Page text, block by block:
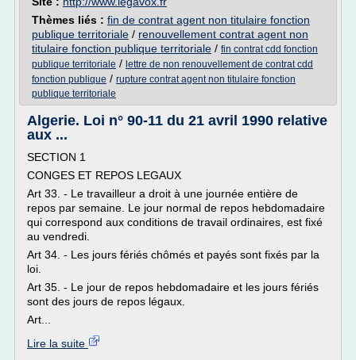
Thèmes liés : fin de contrat agent non titulaire fonction
publique territoriale / renouvellement contrat agent non
titulaire fonction publique territoriale / fin contrat cdd fonction
publique territoriale / lettre de non renouvellement de contrat cdd
fonction publique / rupture contrat agent non titulaire fonction
publique territoriale
Algerie. Loi n° 90-11 du 21 avril 1990 relative
aux ...
SECTION 1
CONGES ET REPOS LEGAUX
Art 33. - Le travailleur a droit à une journée entière de
repos par semaine. Le jour normal de repos hebdomadaire
qui correspond aux conditions de travail ordinaires, est fixé
au vendredi.
Art 34. - Les jours fériés chômés et payés sont fixés par la
loi.
Art 35. - Le jour de repos hebdomadaire et les jours fériés
sont des jours de repos légaux.
Art...
Lire la suite